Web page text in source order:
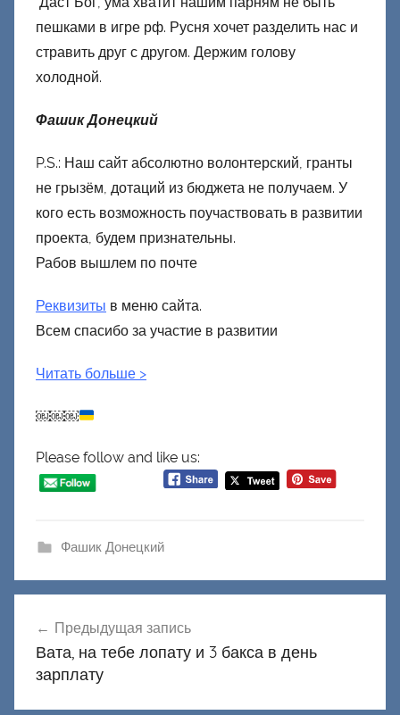
пешками в игре рф. Русня хочет разделить нас и
стравить друг с другом. Держим голову
холодной.
Фашик Донецкий
P.S.: Наш сайт абсолютно волонтерский, гранты
не грызём, дотаций из бюджета не получаем. У
кого есть возможность поучаствовать в развитии
проекта, будем признательны.
Рабов вышлем по почте
Реквизиты в меню сайта.
Всем спасибо за участие в развитии
Читать больше >
￼￼￼
Please follow and like us:
Фашик Донецкий
по
записям
Предыдущая запись
Вата, на тебе лопату и 3 бакса в день
зарплату